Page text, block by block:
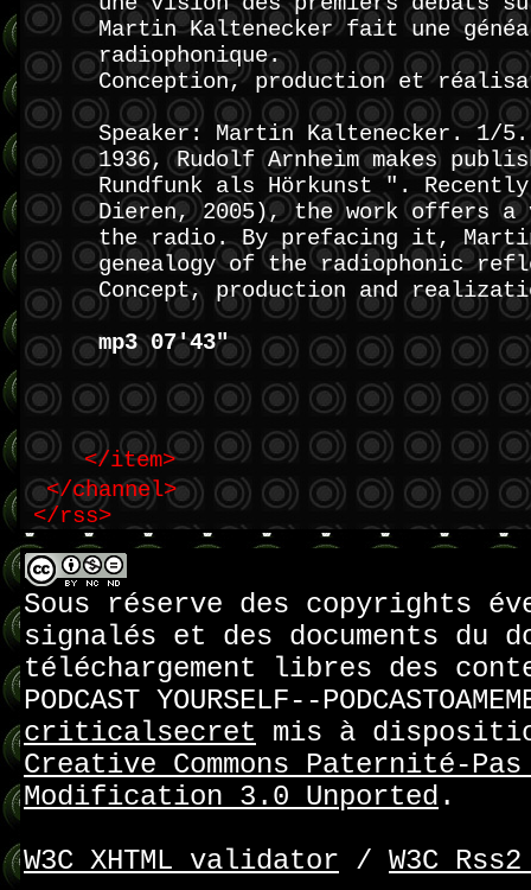
Martin Kaltenecker fait une
radiophonique.
Conception, production et
Speaker: Martin Kaltenecker.
1936, Rudolf Arnheim makes
Rundfunk als Hörkunst ".
Dieren, 2005), the work offers
the radio. By prefacing it, Martin
genealogy of the radiophonic
Concept, production and
mp3 07'43"
</item>
</channel>
</rss>
Sous réserve des copyrights
signalés et des documents du
téléchargement libres des
PODCAST YOURSELF--
criticalsecret mis à
Creative Commons Paternité-
Modification 3.0 Unported .
W3C XHTML validator / W3C